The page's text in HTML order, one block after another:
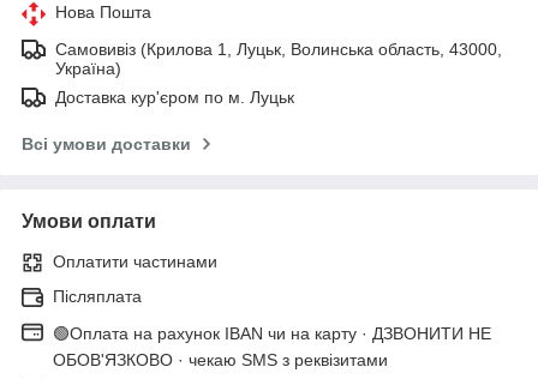
Нова Пошта
Самовивіз (Крилова 1, Луцьк, Волинська область, 43000,
Україна)
Доставка кур'єром по м. Луцьк
Всі умови доставки
Умови оплати
Оплатити частинами
Післяплата
🟢Оплата на рахунок IBAN чи на карту · ДЗВОНИТИ НЕ
ОБОВ'ЯЗКОВО · чекаю SMS з реквізитами